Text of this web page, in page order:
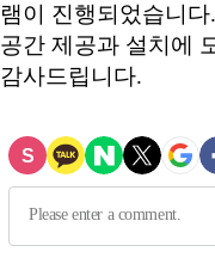
램이 진행되었습니다.
공간 제공과 설치에
감사드립니다.